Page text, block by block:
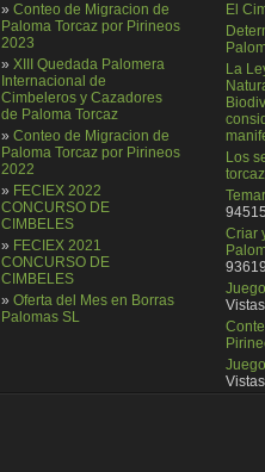
» Conteo de Migracion de
Paloma Torcaz por Pirineos
2023
» XIII Quedada Palomera
Internacional de
Cimbeleros y Cazadores
de Paloma Torcaz
» Conteo de Migracion de
Paloma Torcaz por Pirineos
2022
» FECIEX 2022
CONCURSO DE
CIMBELES
» FECIEX 2021
CONCURSO DE
CIMBELES
» Oferta del Mes en Borras
Palomas SL
El
La
Los
torcaz
Criar
Vistas
Vistas